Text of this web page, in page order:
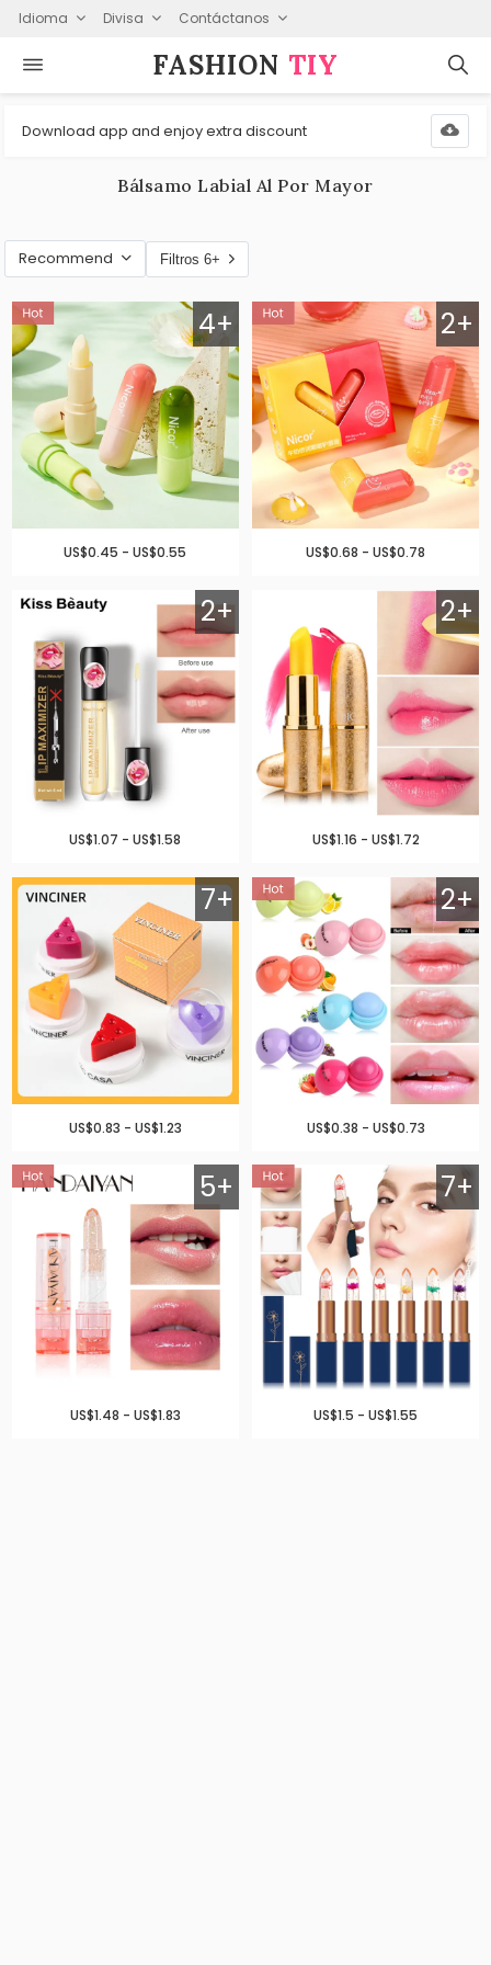
Idioma Divisa Contáctanos
FASHION⁠ TIY
Download app and enjoy extra discount
Bálsamo Labial Al Por Mayor
Recommend Filtros 6+
4+
US$0.45 - US$0.55
2+
US$0.68 - US$0.78
2+
US$1.07 - US$1.58
2+
US$1.16 - US$1.72
7+
US$0.83 - US$1.23
2+
US$0.38 - US$0.73
5+
US$1.48 - US$1.83
7+
US$1.5 - US$1.55